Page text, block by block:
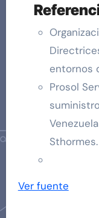
entornos
Prosol
Sthormes.
Ver fuente